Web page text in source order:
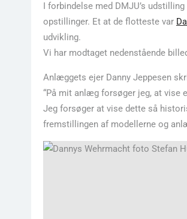
I forbindelse med DMJU’s
opstillinger. Et at de flotteste var
udvikling.
Vi har modtaget nedenstående
Anlæggets ejer Danny Jeppesen
“På mit anlæg forsøger jeg, at vise
Jeg forsøger at vise dette så
fremstillingen af modellerne og